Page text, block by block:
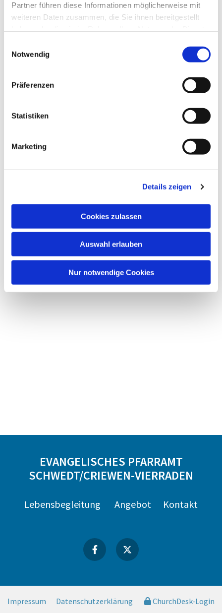
Partner führen diese Informationen möglicherweise mit
weiteren Daten zusammen, die Sie ihnen bereitgestellt
Notwendig
Präferenzen
Statistiken
Marketing
Details zeigen
Cookies zulassen
Auswahl erlauben
Nur notwendige Cookies
Dies könnte Sie auch
EVANGELISCHES PFARRAMT
SCHWEDT/CRIEWEN-VIERRADEN
Lebensbegleitung Angebot Kontakt
Impressum Datenschutzerklärung ChurchDesk-Login